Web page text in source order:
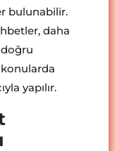
bulunabilir.
daha
yapılır.